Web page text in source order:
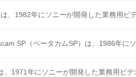
、1982年にソニーが開発した業務用ビ
SP（ベータカムSP）は、1986年に
、1971年にソニーが開発した業務用ビデ